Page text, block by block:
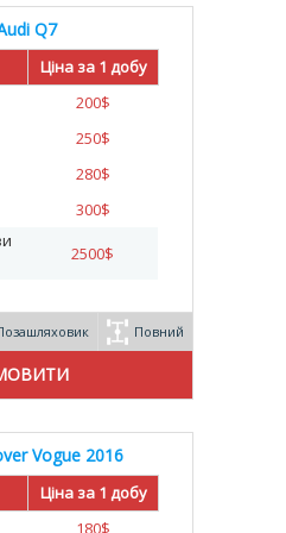
Q7
Ціна за 1 добу
200$
250$
280$
300$
2500$
Повний
Vogue 2016
Ціна за 1 добу
180$